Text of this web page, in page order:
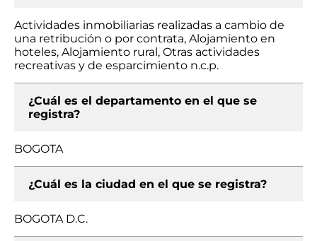
Actividades inmobiliarias realizadas a cambio de
una retribución o por contrata, Alojamiento en
hoteles, Alojamiento rural, Otras actividades
recreativas y de esparcimiento n.c.p.
¿Cuál es el departamento en el que se
registra?
BOGOTA
¿Cuál es la ciudad en el que se registra?
BOGOTA D.C.